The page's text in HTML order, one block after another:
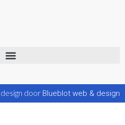
door Blueblot web & design